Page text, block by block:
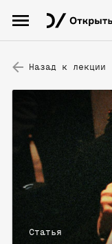
Назад к лекции
Статья